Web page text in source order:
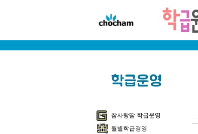
참사랑땀 학급운영
월별학급경영